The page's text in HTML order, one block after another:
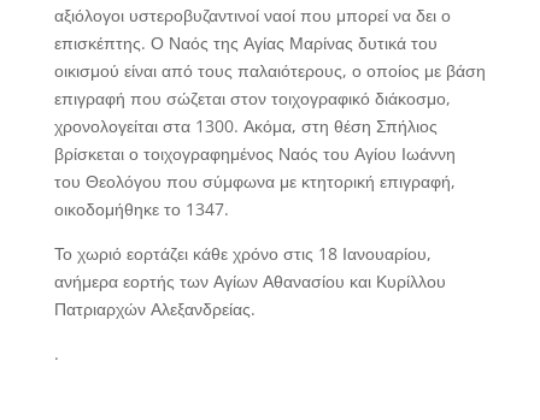
αξιόλογοι υστεροβυζαντινοί ναοί που μπορεί να δει ο
επισκέπτης. Ο Ναός της Αγίας Μαρίνας δυτικά του
οικισμού είναι από τους παλαιότερους, ο οποίος με βάση
επιγραφή που σώζεται στον τοιχογραφικό διάκοσμο,
χρονολογείται στα 1300. Ακόμα, στη θέση Σπήλιος
βρίσκεται ο τοιχογραφημένος Ναός του Αγίου Ιωάννη
του Θεολόγου που σύμφωνα με κτητορική επιγραφή,
οικοδομήθηκε το 1347.
Το χωριό εορτάζει κάθε χρόνο στις 18 Ιανουαρίου,
ανήμερα εορτής των Αγίων Αθανασίου και Κυρίλλου
Πατριαρχών Αλεξανδρείας.
.